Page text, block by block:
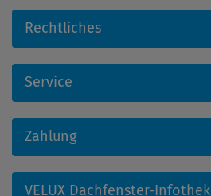
Rechtliches
Service
Zahlung
VELUX Dachfenster-Infothek